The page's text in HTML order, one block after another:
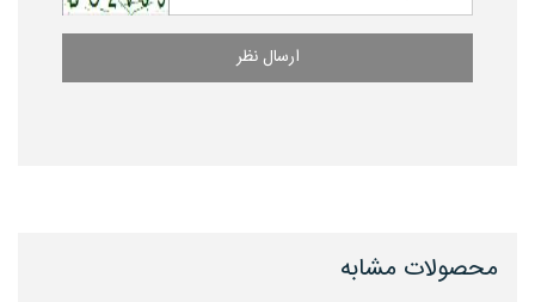
ارسال نظر
محصولات مشابه